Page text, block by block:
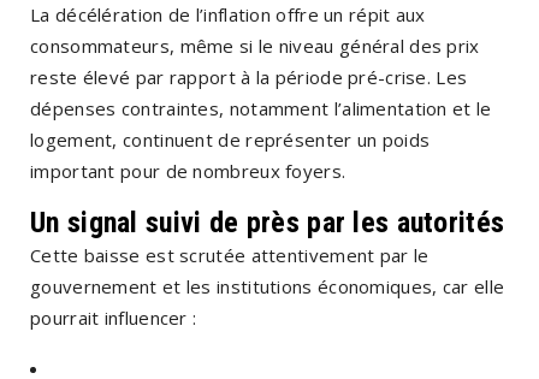
La décélération de l’inflation offre un répit aux
consommateurs, même si le niveau général des prix
reste élevé par rapport à la période pré-crise. Les
dépenses contraintes, notamment l’alimentation et le
logement, continuent de représenter un poids
important pour de nombreux foyers.
Un signal suivi de près par les autorités
Cette baisse est scrutée attentivement par le
gouvernement et les institutions économiques, car elle
pourrait influencer :